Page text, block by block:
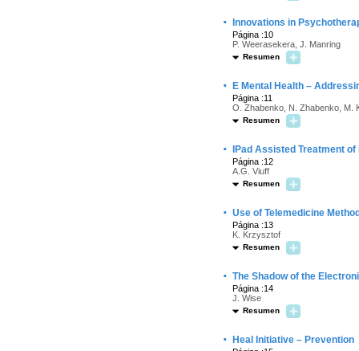
· Innovations in
Página :10
P. Weerasekera, J. Manring
Resumen
· E Mental Health –
Página :11
O. Zhabenko, N. Zhabenko, M.
Resumen
· IPad Assisted Treatment
Página :12
A.G. Viuff
Resumen
· Use of Telemedicine
Página :13
K. Krzysztof
Resumen
· The Shadow of the
Página :14
J. Wise
Resumen
· Heal Initiative – Prevention